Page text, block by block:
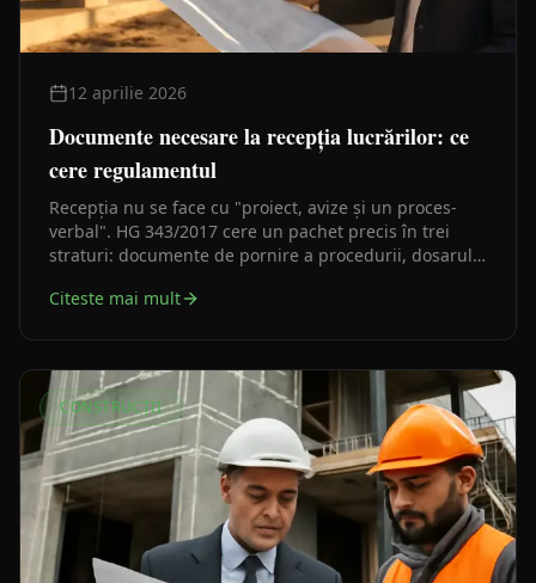
12 aprilie 2026
Documente necesare la recepția lucrărilor: ce
cere regulamentul
Recepția nu se face cu "proiect, avize și un proces-
verbal". HG 343/2017 cere un pachet precis în trei
straturi: documente de pornire a procedurii, dosarul
Dacă unul lipsește, recepția rămâne vulnerabilă.
Citeste mai mult
CONSTRUCȚII